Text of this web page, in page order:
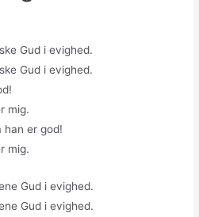
Gud i evighed.
Gud i evighed.
mig.
han er god!
mig.
Gud i evighed.
Gud i evighed.